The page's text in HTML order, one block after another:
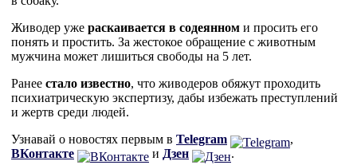
Живодер уже раскаивается в содеянном и просить его
понять и простить. За жестокое обращение с животным
мужчина может лишиться свободы на 5 лет.
Ранее стало известно, что живодеров обяжут проходить
психиатрическую экспертизу, дабы избежать преступлений
и жертв среди людей.
Узнавай о новостях первым в Telegram
,
ВКонтакте
и Дзен .